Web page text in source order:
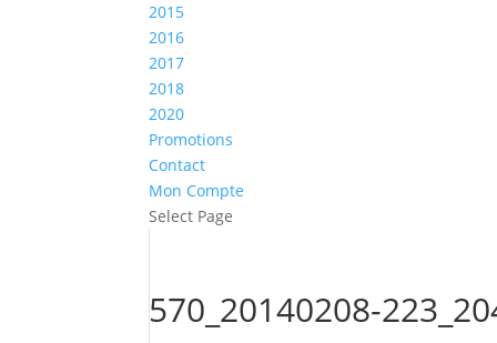
2015
2016
2017
2018
2020
Promotions
Contact
Mon Compte
Select Page
570_20140208-